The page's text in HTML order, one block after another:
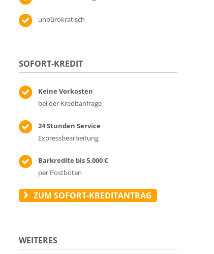
unbürokratisch
SOFORT-KREDIT
Keine Vorkosten
bei der Kreditanfrage
24 Stunden Service
Expressbearbeitung
Barkredite bis 5.000 €
per Postboten
ZUM SOFORT-KREDITANTRAG
WEITERES